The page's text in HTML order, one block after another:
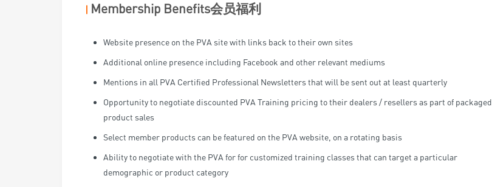
Membership Benefits会员福利
Website presence on the PVA site with links back to their own sites
Additional online presence including Facebook and other relevant mediums
Mentions in all PVA Certified Professional Newsletters that will be sent out at least quarterly
Opportunity to negotiate discounted PVA Training pricing to their dealers / resellers as part of packaged
product sales
Select member products can be featured on the PVA website, on a rotating basis
Ability to negotiate with the PVA for for customized training classes that can target a particular
demographic or product category